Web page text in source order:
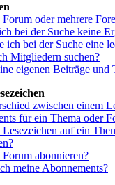
oder mehrere
bei der Suche keine
ich bei der Suche eine
Mitgliedern suchen?
eigenen Beiträge und
zwischen einem
für ein Thema oder
auf ein
abonnieren?
meine Abonnements?